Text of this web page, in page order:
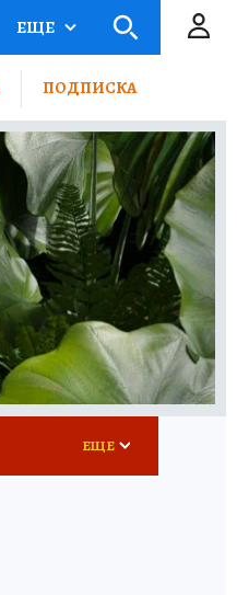
ЕЩЕ
ПОДПИСКА
ЕЩЕ